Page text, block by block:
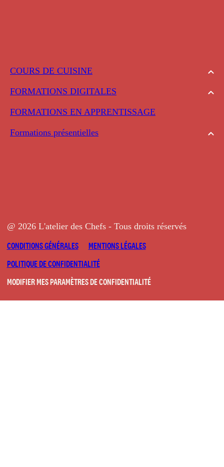
COURS DE CUISINE
FORMATIONS DIGITALES
FORMATIONS EN APPRENTISSAGE
Formations présentielles
@ 2026 L'atelier des Chefs - Tous droits réservés
CONDITIONS GÉNÉRALES
MENTIONS LÉGALES
POLITIQUE DE CONFIDENTIALITÉ
MODIFIER MES PARAMÈTRES DE CONFIDENTIALITÉ